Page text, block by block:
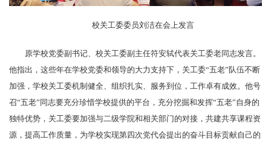
校关工委委员刘洁在会上发言
原学校党委副书记、校关工委副主任符安轼代表关工委老同志发言。
他指出，这些年在学校党委和领导的大力支持下，关工委“五老”队伍不断
加强，学校关工委机制健全、组织扎实、服务到位，工作卓有成效。他号
召“五老”同志要充分珍惜学校提供的平台，充分挖掘和发挥“五老”自身的
独特优势，关工委要加强与二级学院和相关部门的对接，共建共享课程资
源，提高工作质量，为学校实现第四次党代会提出的奋斗目标贡献自己的